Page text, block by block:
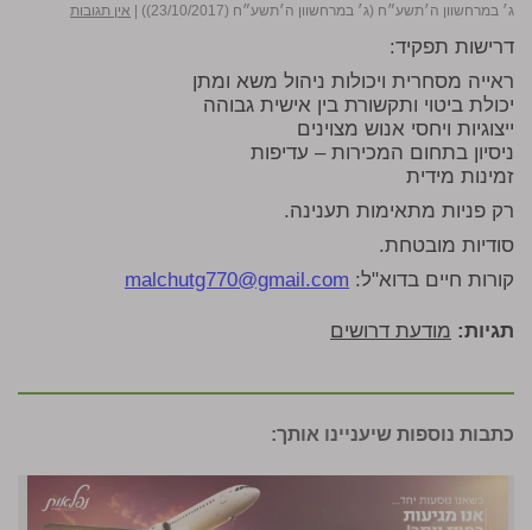
ג׳ במרחשוון ה׳תשע״ח (ג׳ במרחשוון ה׳תשע״ח (23/10/2017))
| אין תגובות
דרישות תפקיד:
ראייה מסחרית ויכולות ניהול משא ומתן
יכולת ביטוי ותקשורת בין אישית גבוהה
ייצוגיות ויחסי אנוש מצוינים
ניסיון בתחום המכירות – עדיפות
זמינות מידית
רק פניות מתאימות תענינה.
סודיות מובטחת.
קורות חיים בדוא"ל: malchutg770@gmail.com
תגיות: מודעת דרושים
כתבות נוספות שיעניינו אותך: